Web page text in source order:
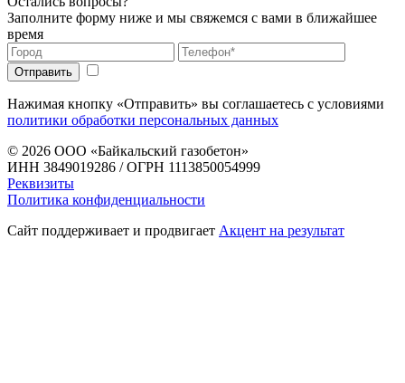
Заполните форму ниже и мы свяжемся с вами в ближайшее
время
Нажимая кнопку «Отправить» вы соглашаетесь с условиями
политики обработки персональных данных
© 2026 ООО «Байкальский газобетон»
ИНН 3849019286 / ОГРН 1113850054999
Реквизиты
Политика конфиденциальности
Сайт поддерживает и продвигает Акцент на результат